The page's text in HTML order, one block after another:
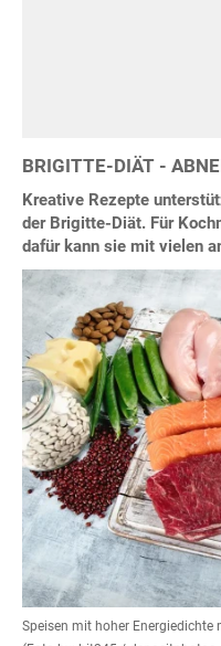
BRIGITTE-DIÄT -
Kreative Rezepte
der Brigitte-Diät. Für
dafür kann sie mit vielen
Speisen mit hoher